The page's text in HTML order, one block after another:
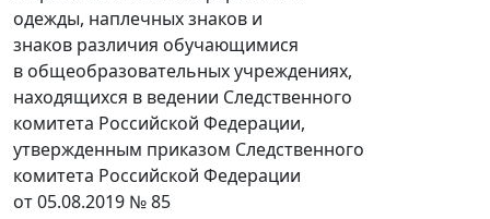
одежды, наплечных знаков и
знаков различия обучающимися
в общеобразовательных учреждениях,
находящихся в ведении Следственного
комитета Российской Федерации,
утвержденным приказом Следственного
комитета Российской Федерации
от 05.08.2019 № 85